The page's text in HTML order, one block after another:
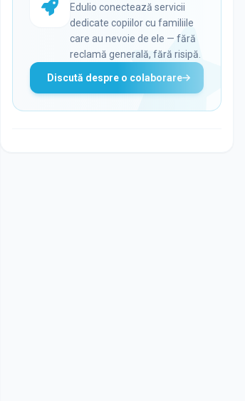
Edulio conectează servicii
dedicate copiilor cu familiile
care au nevoie de ele — fără
reclamă generală, fără risipă.
Discută despre o colaborare